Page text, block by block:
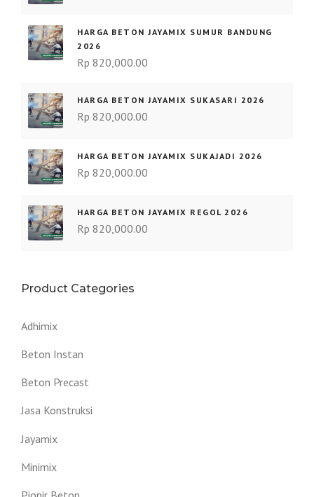
HARGA BETON JAYAMIX SUMUR BANDUNG
2026
Rp 820,000.00
HARGA BETON JAYAMIX SUKASARI 2026
Rp 820,000.00
HARGA BETON JAYAMIX SUKAJADI 2026
Rp 820,000.00
HARGA BETON JAYAMIX REGOL 2026
Rp 820,000.00
Product Categories
Adhimix
Beton Instan
Beton Precast
Jasa Konstruksi
Jayamix
Minimix